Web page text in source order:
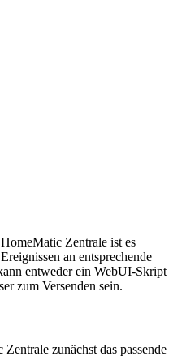
bleibt aber als digitales Archiv
Zentrale ist es
an entsprechende
entweder ein WebUI-Skript
zum Versenden sein.
zunächst das passende